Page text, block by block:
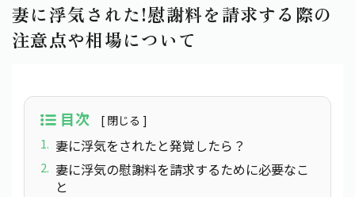
妻に浮気された!慰謝料を請求する際の
注意点や相場について
目次
妻に浮気をされたと発覚したら？
妻に浮気の慰謝料を請求するために必要なこ
と